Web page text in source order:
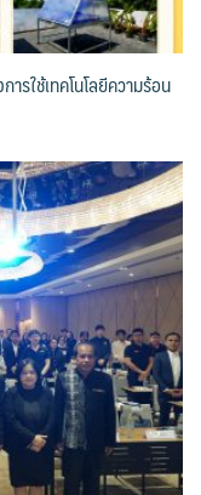
รใช้เทคโนโลยีความร้อน